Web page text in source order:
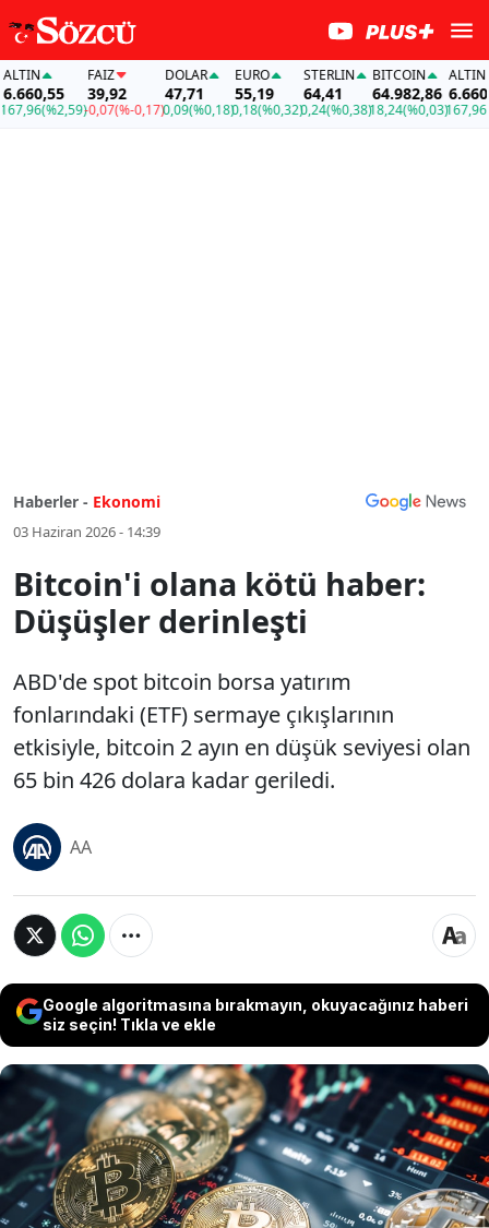
(%2,59)
FAİZ
39,92
-0,07(%-0,17)
DOLAR
47,71
0,09(%0,18)
EURO
55,19
0,18(%0,32)
STERLIN
64,41
0,24(%0,38)
BITCOIN
64.982,86
18,24(%0,03)
ALTIN
167,96
Haberler - Ekonomi
03 Haziran 2026 - 14:39
Bitcoin'i olana kötü haber:
Düşüşler derinleşti
ABD'de spot bitcoin borsa yatırım
fonlarındaki (ETF) sermaye çıkışlarının
etkisiyle, bitcoin 2 ayın en düşük seviyesi olan
65 bin 426 dolara kadar geriledi.
AA
Google algoritmasına bırakmayın, okuyacağınız haberi
siz seçin! Tıkla ve ekle
ABD'de spot bitcoin borsa yatırım
fonlarındaki (ETF) sermaye çıkışlarının
etkisiyle, bitcoin 2 ayın en düşük seviyesi